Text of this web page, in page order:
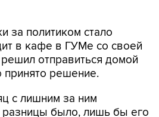
за политиком стало
отправиться домой
принято решение.
с лишним за ним
выбран случайно",-